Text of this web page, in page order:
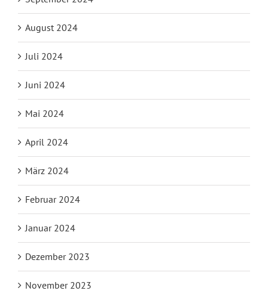
August 2024
Juli 2024
Juni 2024
Mai 2024
April 2024
März 2024
Februar 2024
Januar 2024
Dezember 2023
November 2023